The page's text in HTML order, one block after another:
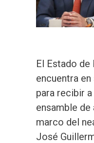
El Estado de
encuentra
para recibir
ensamble
marco del
José